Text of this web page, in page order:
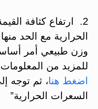
2. ارتفاع كثافة
الحرارية مع الحد
وزن طبيعي أمر
للمزيد من المعلومات
اضغط هنا، ثم توجه
السعرات الحرارية”